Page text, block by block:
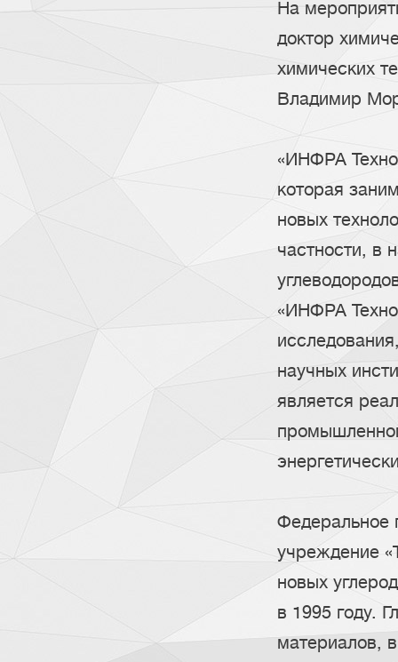
На
доктор
химических
Владимир
«ИНФРА
которая
новых
частности, в
«ИНФРА
научных
является
Федеральное
учреждение
новых
в 1995 году.
материалов,